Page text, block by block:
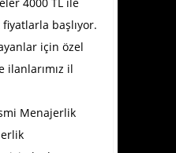
fiyatlarla başlıyor.
için özel
ilanlarımız il
Menajerlik